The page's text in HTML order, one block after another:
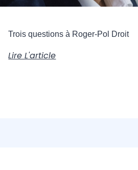
Trois questions à Roger-Pol Droit
Lire L'article